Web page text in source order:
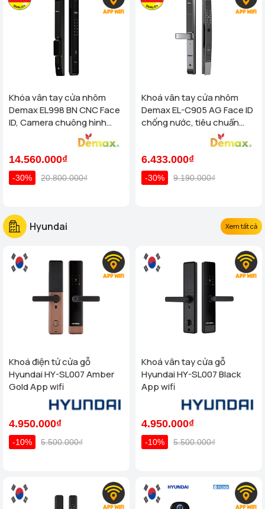
Khóa vân tay cửa nhôm
Demax EL998 BN CNC Face
ID, Camera chuông hình
chống nước của tiêu chuẩn
14.560.000₫
-30% 20.800.000₫
Khoá vân tay cửa nhôm
Demax EL-C905 AG Face ID
chống nước, tiêu chuẩn
6.433.000₫
-30% 9.190.000₫
Hyundai Xem tất cả
Khoá điện tử cửa gỗ
Hyundai HY-SL007 Amber
Gold App wifi
4.950.000₫
-10% 5.500.000₫
Khoá vân tay cửa gỗ
Hyundai HY-SL007 Black
App wifi
4.950.000₫
-10% 5.500.000₫